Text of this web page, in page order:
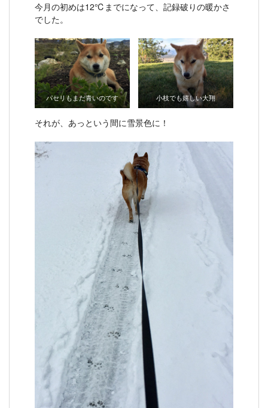
今月の初めは12℃までになって、記録破りの暖かさ
でした。
パセリもまだ青いのです 小枝でも嬉しい大翔
それが、あっという間に雪景色に！